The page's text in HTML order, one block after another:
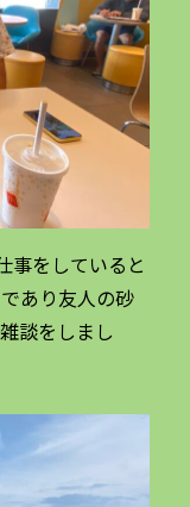
事をしていると
あり友人の砂
談をしまし